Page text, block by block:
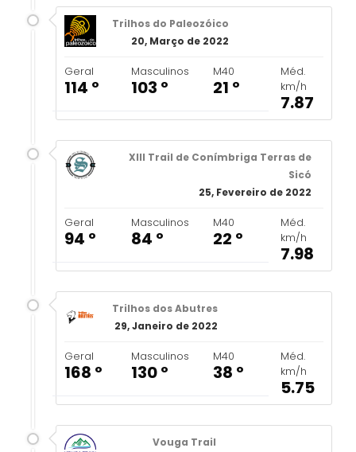
Trilhos do Paleozóico
20, Março de 2022
Geral
114 º
Masculinos
103 º
M40
21 º
Méd.
km/h
7.87
XIII Trail de Conímbriga Terras de
Sicó
25, Fevereiro de 2022
Geral
94 º
Masculinos
84 º
M40
22 º
Méd.
km/h
7.98
Trilhos dos Abutres
29, Janeiro de 2022
Geral
168 º
Masculinos
130 º
M40
38 º
Méd.
km/h
5.75
Vouga Trail